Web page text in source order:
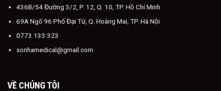
436B/54 Đường 3/2, P. 12, Q. 10, TP. Hồ Chí Minh
69A Ngõ 96 Phố Đại Từ, Q. Hoàng Mai, TP. Hà Nội
0773 133 323
sonhamedical@gmail.com
VỀ CHÚNG TÔI